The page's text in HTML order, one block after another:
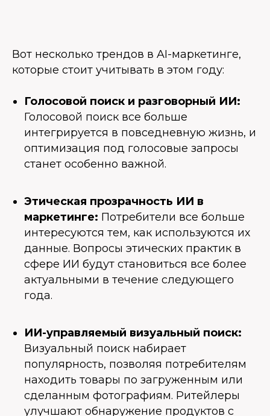
Вот несколько трендов в AI-маркетинге,
которые стоит учитывать в этом году:
Голосовой поиск и разговорный ИИ:
Голосовой поиск все больше
интегрируется в повседневную жизнь, и
оптимизация под голосовые запросы
станет особенно важной.
Этическая прозрачность ИИ в
маркетинге: Потребители все больше
интересуются тем, как используются их
данные. Вопросы этических практик в
сфере ИИ будут становиться все более
актуальными в течение следующего
года.
ИИ-управляемый визуальный поиск:
Визуальный поиск набирает
популярность, позволяя потребителям
находить товары по загруженным или
сделанным фотографиям. Ритейлеры
улучшают обнаружение продуктов с